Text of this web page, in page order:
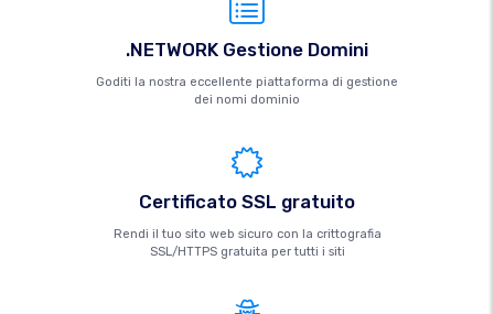
.NETWORK Gestione Domini
Goditi la nostra eccellente piattaforma di gestione
dei nomi dominio
Certificato SSL gratuito
Rendi il tuo sito web sicuro con la crittografia
SSL/HTTPS gratuita per tutti i siti